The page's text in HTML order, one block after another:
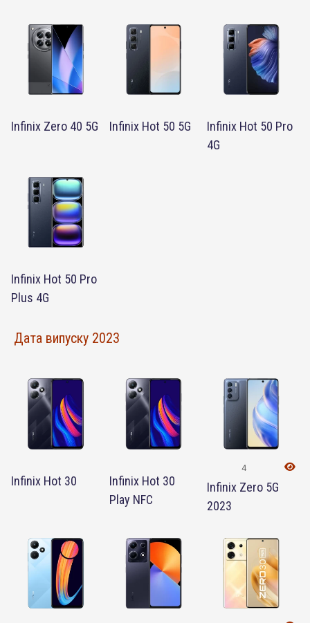
Infinix Zero 40 5G Infinix Hot 50 5G
Infinix Hot 50 Pro
4G
Infinix Hot 50 Pro
Plus 4G
Дата випуску 2023
Infinix Hot 30
Infinix Hot 30
Play NFC
4
Infinix Zero 5G
2023